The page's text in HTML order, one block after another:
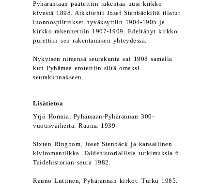
Pyhärantaan päätettiin rakentaa uusi kirkko
kivestä 1898. Arkkitehti Josef Stenbäckiltä tilatut
luonnospiirrokset hyväksyttiin 1904-1905 ja
kirkko rakennettiin 1907-1909. Edeltänyt kirkko
purettiin sen rakentamisen yhteydessä.
Nykyisen nimensä seurakunta sai 1908 samalla
kun Pyhämaa erotettiin siitä omaksi
seurakunnakseen.
Lisätietoa
Yrjö Hormia, Pyhämaan-Pyhärannan 300-
vuotisvaiheita. Rauma 1939.
Sixten Ringbom, Josef Stenbäck ja kansallinen
kiviromantiikka. Taidehistoriallisia tutkimuksia 6.
Taidehistorian seura 1982.
Rauno Luttinen, Pyhärannan kirkot. Turku 1985.